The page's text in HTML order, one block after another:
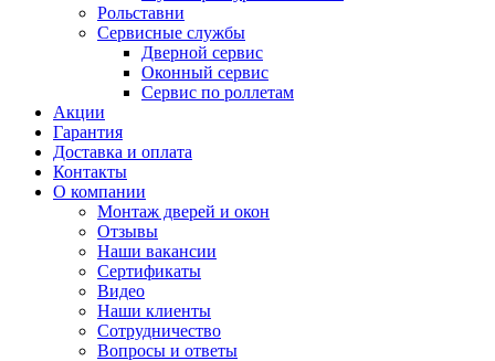
Рольставни
Сервисные службы
Дверной сервис
Оконный сервис
Сервис по роллетам
Акции
Гарантия
Доставка и оплата
Контакты
О компании
Монтаж дверей и окон
Отзывы
Наши вакансии
Сертификаты
Видео
Наши клиенты
Сотрудничество
Вопросы и ответы